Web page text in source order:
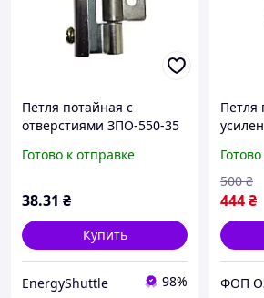
Петля потайная с
отверстиями ЗПО-550-35
корпусов и щитового
Готово к отправке
38.31 ₴
Купить
EnergyShuttle 98%
Петля
80мм
444₴
500 ₴
ФОП